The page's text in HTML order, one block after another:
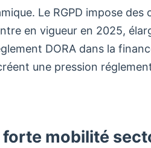
Le RGPD impose des
en vigueur en 2025,
DORA dans la
une pression
mobilité